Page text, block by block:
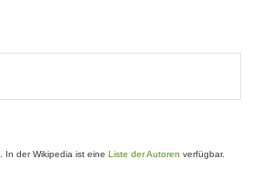
. In der Wikipedia ist eine Liste der Autoren verfügbar.